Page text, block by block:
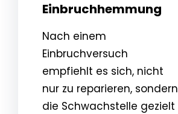
Einbruchhemmung
Nach einem
Einbruchversuch
empfiehlt es sich, nicht
nur zu reparieren, sondern
die Schwachstelle gezielt